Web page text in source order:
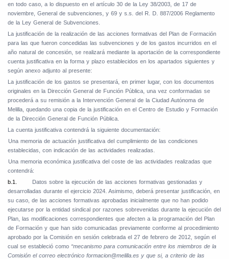
en todo caso, a lo dispuesto en el artículo 30 de la Ley 38/2003, de 17 de
noviembre, General de subvenciones, y 69 y s.s. del R. D. 887/2006 Reglamento
de la Ley General de Subvenciones.
La justificación de la realización de las acciones formativas del Plan de Formación
para las que fueron concedidas las subvenciones y de los gastos incurridos en el
año natural de concesión, se realizará mediante la aportación de la correspondiente
cuenta justificativa en la forma y plazo establecidos en los apartados siguientes y
según anexo adjunto al presente:
La justificación de los gastos se presentará, en primer lugar, con los documentos
originales en la Dirección General de Función Pública, una vez conformadas se
procederá a su remisión a la Intervención General de la Ciudad Autónoma de
Melilla, quedando una copia de la justificación en el Centro de Estudio y Formación
de la Dirección General de Función Pública.
La cuenta justificativa contendrá la siguiente documentación:
Una memoria de actuación justificativa del cumplimiento de las condiciones
establecidas, con indicación de las actividades realizadas.
Una memoria económica justificativa del coste de las actividades realizadas que
contendrá:
b.1.
Datos sobre la ejecución de las acciones formativas gestionadas y
desarrolladas durante el ejercicio 2024. Asimismo, deberá presentar justificación, en
su caso, de las acciones formativas aprobadas inicialmente que no han podido
ejecutarse por la entidad sindical por razones sobrevenidas durante la ejecución del
Plan, las modificaciones correspondientes que afecten a la programación del Plan
de Formación y que han sido comunicadas previamente conforme al procedimiento
aprobado por la Comisión en sesión celebrada el 27 de febrero de 2012, según el
cual se estableció como “mecanismo para comunicación entre los miembros de la
Comisión el correo electrónico formacion@melilla.es y que si, a criterio de las